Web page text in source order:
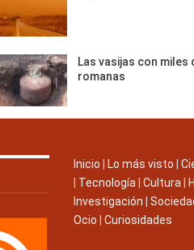
Las vasijas con miles
romanas
Inicio Lo más visto
Tecnología Cultura
Investigación
Ocio
Curiosidades